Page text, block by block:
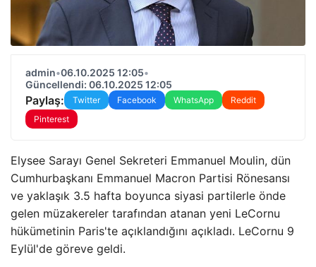
admin•06.10.2025 12:05•
Güncellendi: 06.10.2025 12:05
Paylaş: Twitter Facebook WhatsApp
Reddit
Pinterest
Elysee Sarayı Genel Sekreteri Emmanuel Moulin, dün
Cumhurbaşkanı Emmanuel Macron Partisi Rönesansı
ve yaklaşık 3.5 hafta boyunca siyasi partilerle önde
gelen müzakereler tarafından atanan yeni LeCornu
hükümetinin Paris'te açıklandığını açıkladı. LeCornu 9
Eylül'de göreve geldi.